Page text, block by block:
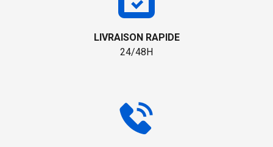
LIVRAISON RAPIDE
24/48H